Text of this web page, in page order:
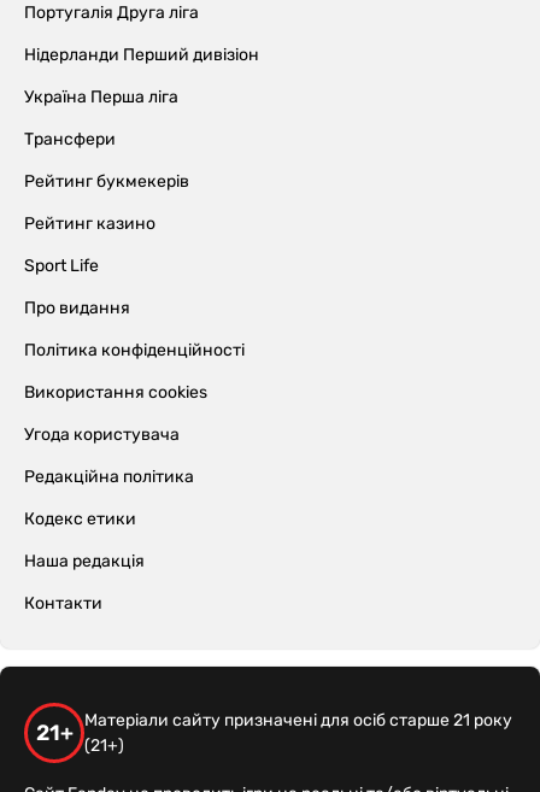
Португалія Друга ліга
Нідерланди Перший дивізіон
Україна Перша ліга
Трансфери
Рейтинг букмекерів
Рейтинг казино
Sport Life
Про видання
Політика конфіденційності
Використання cookies
Угода користувача
Редакційна політика
Кодекс етики
Наша редакція
Контакти
21+
Матеріали сайту призначені для осіб старше 21 року
(21+)